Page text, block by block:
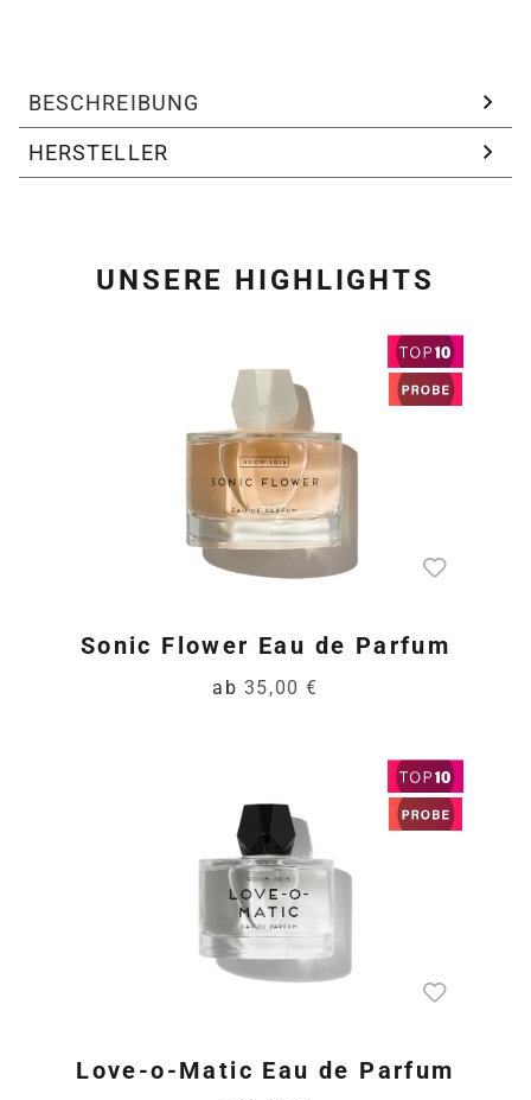
BESCHREIBUNG
HERSTELLER
UNSERE HIGHLIGHTS
Sonic Flower Eau de Parfum
ab 35,00 €
Love-o-Matic Eau de Parfum